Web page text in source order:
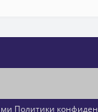
Политики